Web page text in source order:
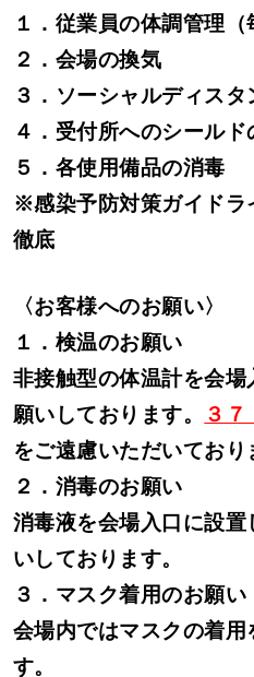
１．従業員の体調管理（
２．会場の換気
３．ソーシャルディスタ
４．受付所へのシールド
５．各使用備品の消毒
※感染予防対策ガイドラ
徹底
〈お客様へのお願い〉
１．検温のお願い
非接触型の体温計を会
願いしております。
３７
をご遠慮いただいており
２．消毒のお願い
消毒液を会場入口に設
いしております。
３．マスク着用のお願い
会場内ではマスクの着用
す。